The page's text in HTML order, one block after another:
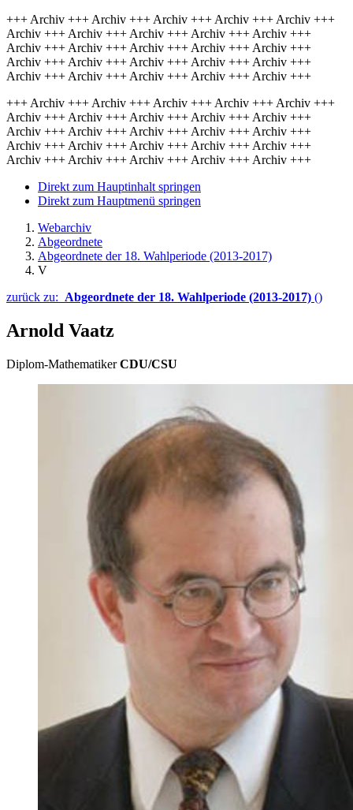
+++ Archiv +++ Archiv +++ Archiv +++ Archiv +++ Archiv +++
Archiv +++ Archiv +++ Archiv +++ Archiv +++ Archiv +++
Archiv +++ Archiv +++ Archiv +++ Archiv +++ Archiv +++
Archiv +++ Archiv +++ Archiv +++ Archiv +++ Archiv +++
Archiv +++ Archiv +++ Archiv +++ Archiv +++ Archiv +++
+++ Archiv +++ Archiv +++ Archiv +++ Archiv +++ Archiv +++
Archiv +++ Archiv +++ Archiv +++ Archiv +++ Archiv +++
Archiv +++ Archiv +++ Archiv +++ Archiv +++ Archiv +++
Archiv +++ Archiv +++ Archiv +++ Archiv +++ Archiv +++
Archiv +++ Archiv +++ Archiv +++ Archiv +++ Archiv +++
Direkt zum Hauptinhalt springen
Direkt zum Hauptmenü springen
Webarchiv
Abgeordnete
Abgeordnete der 18. Wahlperiode (2013-2017)
V
zurück zu: Abgeordnete der 18. Wahlperiode (2013-2017) ()
Arnold Vaatz
Diplom-Mathematiker CDU/CSU